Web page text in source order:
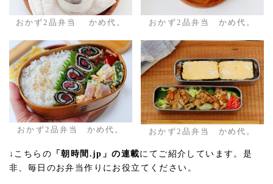
おかず2品弁当 かめ代。 おかず2品弁当 かめ代。
おかず2品弁当 かめ代。 おかず2品弁当 かめ代。
↓こちらの 「朝時間.jp」の連載にてご紹介しています。是
非、毎日のお弁当作りにお役立てください。